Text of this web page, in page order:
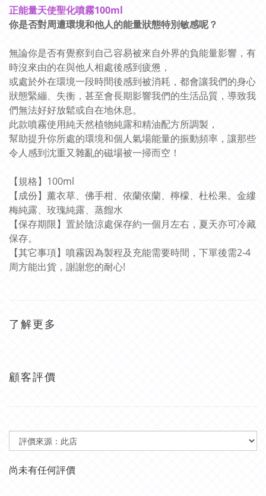
正能量天使聖化噴霧100ml
你是否對周遭環境和他人的能量狀態特別敏感呢？
無論你是否有覺察到自己容易被來自外界的負能量影響，有
時沒來由的在與他人相處後感到疲憊，
或處於外在環境一段時間後感到被消耗，都會讓我們的身心
狀態緊繃、失衡，甚至會長期影響我們的生活品質，導致我
們無法好好放鬆或自在地休息。
此款噴霧使用純天然植物純露和精油配方所調製，
幫助提升你所處的環境和個人氣場能量的振動頻率，讓那些
令人感到沈重又雜亂的磁場被一掃而空！
【規格】100ml
【成份】薰衣草、佛手柑、依蘭依蘭、檸檬、杜松果。金縷
梅純露、玫瑰純露、蒸餾水
【保存期限】置於陰涼處保存約一個月左右，夏天亦可冷藏
保存。
【其它事項】 噴霧因為製程及充能需要時間，下單後需2-4
周方能出貨， 謝謝您的耐心!
了解更多
顧客評價
尚未有任何評價